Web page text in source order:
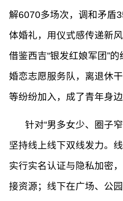
解6070多场次，调和矛盾
体婚礼，用仪式感传递新
借鉴西吉“银发红娘军团”
婚恋志愿服务队，离退休
等纷纷加入，成了青年身边
针对“男多女少、圈子
坚持线上线下双线发力。
实行实名认证与隐私加密
接资源；线下在广场、公